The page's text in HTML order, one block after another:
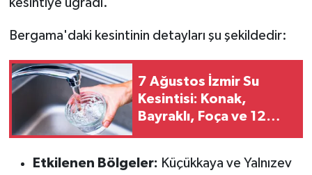
kesintiye uğradı.
Bergama'daki kesintinin detayları şu şekildedir:
7 Ağustos İzmir Su
Kesintisi: Konak,
Bayraklı, Foça ve 12
Etkilenen Bölgeler: Küçükkaya ve Yalnızev